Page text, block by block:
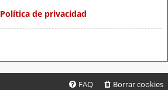
Política de privacidad
Borrar cookies
FAQ